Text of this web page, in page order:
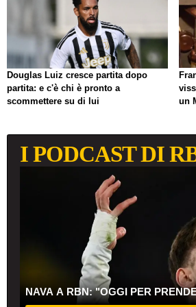
Douglas Luiz cresce partita dopo
partita: e c'è chi è pronto a
scommettere su di lui
un
I PODCAST DI
NAVA A RBN: "OGGI PER